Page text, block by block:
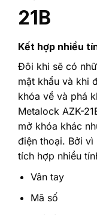
21B
Kết hợp nhiều
Đôi khi sẽ có
mật khẩu và khi
khóa về và phá
Metalock AZK-
mở khóa khác
điện thoại. Bởi
tích hợp nhiều
Vân tay
Mã số